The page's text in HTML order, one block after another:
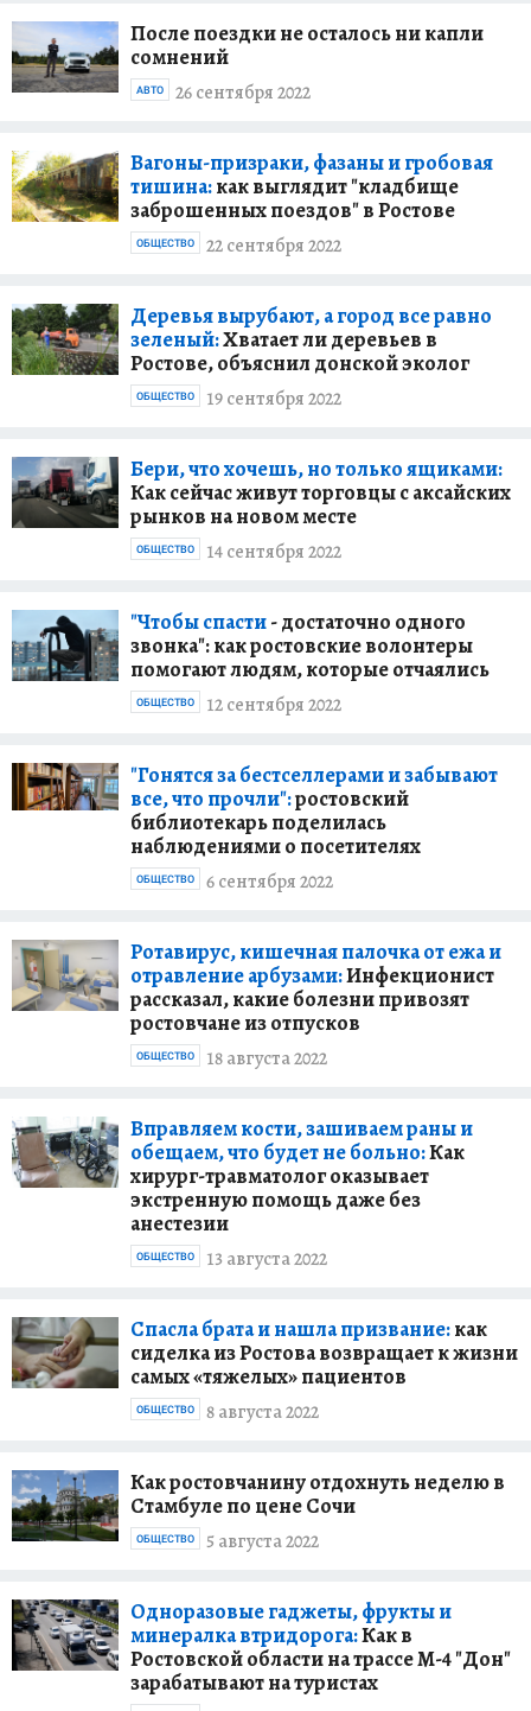
После поездки не осталось ни капли
сомнений
26 сентября 2022
АВТО
Вагоны-призраки, фазаны и гробовая
тишина:как выглядит "кладбище
заброшенных поездов" в Ростове
22 сентября 2022
ОБЩЕСТВО
Деревья вырубают, а город все равно
зеленый:Хватает ли деревьев в
Ростове, объяснил донской эколог
19 сентября 2022
ОБЩЕСТВО
Бери, что хочешь, но только ящиками:
Как сейчас живут торговцы с аксайских
рынков на новом месте
14 сентября 2022
ОБЩЕСТВО
"Чтобы спасти- достаточно одного
звонка": как ростовские волонтеры
помогают людям, которые отчаялись
12 сентября 2022
ОБЩЕСТВО
"Гонятся за бестселлерами и забывают
все, что прочли":ростовский
библиотекарь поделилась
наблюдениями о посетителях
6 сентября 2022
ОБЩЕСТВО
Ротавирус, кишечная палочка от ежа и
отравление арбузами:Инфекционист
рассказал, какие болезни привозят
ростовчане из отпусков
18 августа 2022
ОБЩЕСТВО
Вправляем кости, зашиваем раны и
обещаем, что будет не больно:Как
хирург-травматолог оказывает
экстренную помощь даже без
анестезии
13 августа 2022
ОБЩЕСТВО
Спасла брата и нашла призвание:как
сиделка из Ростова возвращает к жизни
самых «тяжелых» пациентов
8 августа 2022
ОБЩЕСТВО
Как ростовчанину отдохнуть неделю в
Стамбуле по цене Сочи
5 августа 2022
ОБЩЕСТВО
Одноразовые гаджеты, фрукты и
минералка втридорога:Как в
Ростовской области на трассе М-4 "Дон"
зарабатывают на туристах